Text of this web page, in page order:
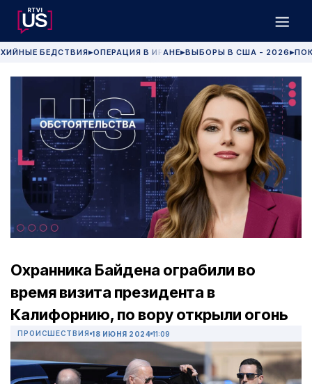
БЕДСТВИЯ▶ОПЕРАЦИЯ В ИРАНЕ▶ВЫБОРЫ В США - 2026 ▶
Охранника Байдена ограбили во
время визита президента в
Калифорнию, по вору открыли огонь
ПРОИСШЕСТВИЯ 18 ИЮНЯ 2024 11:09